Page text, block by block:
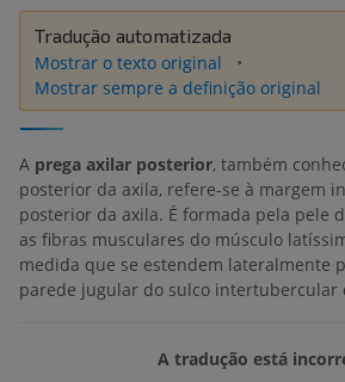
Tradução automatizada
Mostrar o texto original
Mostrar sempre a definição original
A prega axilar posterior, também
posterior da axila, refere-se à margem
posterior da axila. É formada pela pele
as fibras musculares do músculo
medida que se estendem lateralmente
parede jugular do sulco intertubercular
A tradução está